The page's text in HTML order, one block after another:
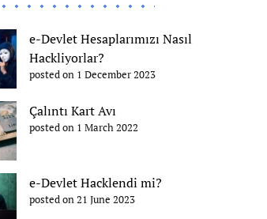
e-Devlet Hesaplarımızı Nasıl
Hackliyorlar?
posted on 1 December 2023
Çalıntı Kart Avı
posted on 1 March 2022
e-Devlet Hacklendi mi?
posted on 21 June 2023